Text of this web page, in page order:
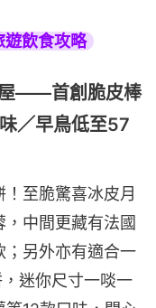
飲食攻略
——首創脆皮棒
／早鳥低至57
至脆驚喜冰皮月
中間更藏有法國
；另外亦有適合一
迷你尺寸一啖一